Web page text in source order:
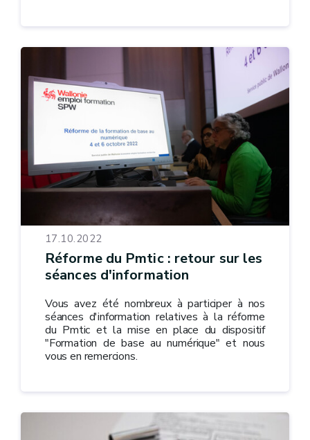
17.10.2022
Réforme du Pmtic : retour sur les
séances d'information
Vous avez été nombreux à participer à nos
séances d'information relatives à la réforme
du Pmtic et la mise en place du dispositif
"Formation de base au numérique" et nous
vous en remercions.